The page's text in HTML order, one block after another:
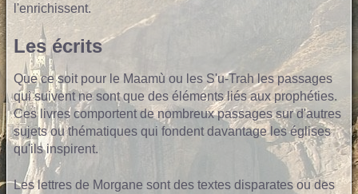
l'enrichissent.
Les écrits
Que ce soit pour le Maamù ou les S'u-Trah les passages
qui suivent ne sont que des éléments liés aux prophéties.
Ces livres comportent de nombreux passages sur d'autres
sujets ou thématiques qui fondent davantage les églises
qu'ils inspirent.
Les lettres de Morgane sont des textes disparates ou des